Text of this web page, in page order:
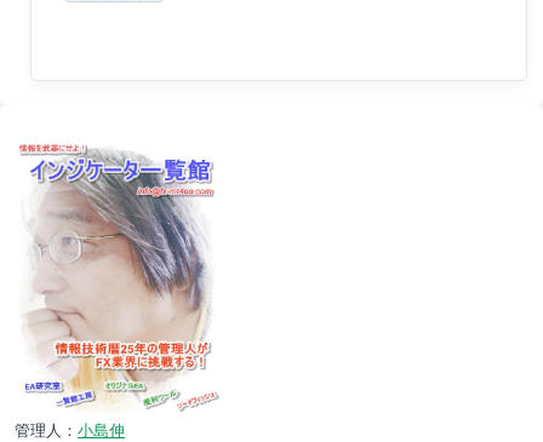
管理人： 小島伸